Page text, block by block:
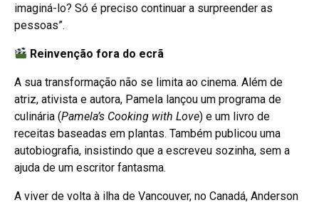
imaginá-lo? Só é preciso continuar a surpreender as
pessoas”.
Reinvenção fora do ecrã
A sua transformação não se limita ao cinema. Além de
atriz, ativista e autora, Pamela lançou um programa de
culinária (Pamela’s Cooking with Love) e um livro de
receitas baseadas em plantas. Também publicou uma
autobiografia, insistindo que a escreveu sozinha, sem a
ajuda de um escritor fantasma.
A viver de volta à ilha de Vancouver, no Canadá, Anderson